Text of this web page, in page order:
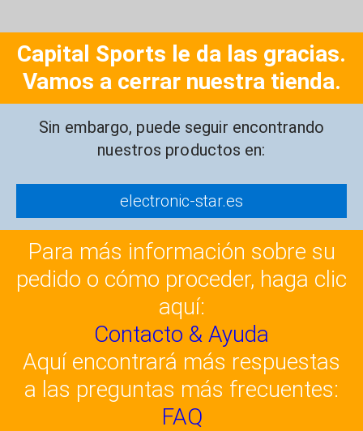
Capital Sports le da las gracias.
Vamos a cerrar nuestra tienda.
Sin embargo, puede seguir encontrando
nuestros productos en:
electronic-star.es
Para más información sobre su
pedido o cómo proceder, haga clic
aquí:
Contacto & Ayuda
Aquí encontrará más respuestas
a las preguntas más frecuentes:
FAQ